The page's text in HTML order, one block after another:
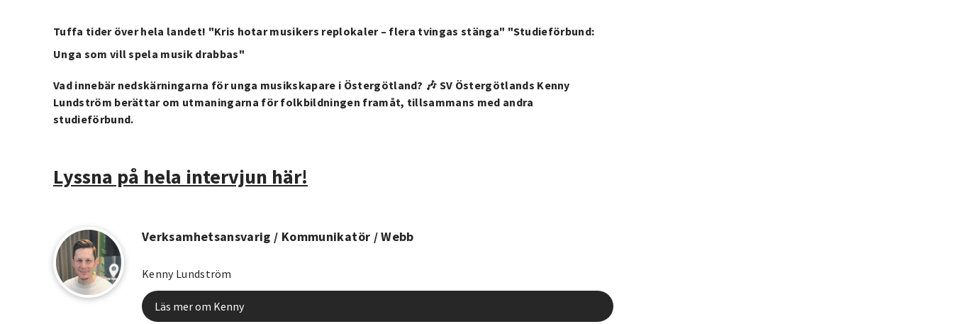
Tuffa tider över hela landet! "Kris hotar musikers replokaler – flera tvingas stänga" "Studieförbund:
Unga som vill spela musik drabbas"
Vad innebär nedskärningarna för unga musikskapare i Östergötland? 🎶 SV Östergötlands Kenny
Lundström berättar om utmaningarna för folkbildningen framåt, tillsammans med andra
studieförbund.
Lyssna på hela intervjun här!
Verksamhetsansvarig / Kommunikatör / Webb
Kenny Lundström
Läs mer om Kenny